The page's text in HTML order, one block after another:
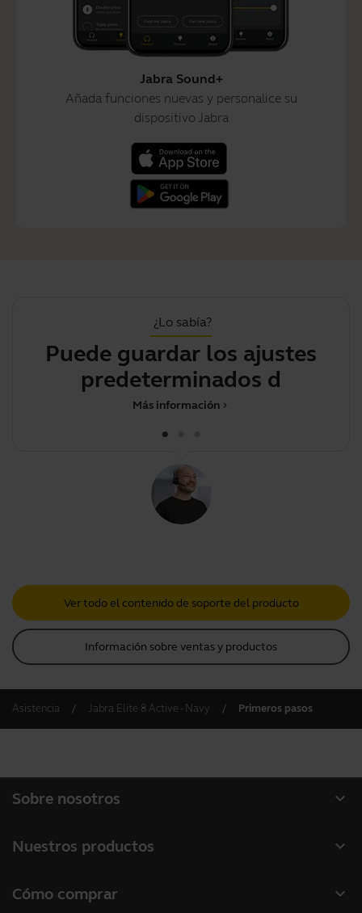
Jabra Sound+
Añada funciones nuevas y personalice su
dispositivo Jabra
¿Lo sabía?
Puede guardar los ajustes
predeterminados de músi
chevron_right
Más información
Ver todo el contenido de soporte del producto
Información sobre ventas y productos
Asistencia Jabra Elite 8 Active - Navy Primeros pasos
expand_more
Sobre nosotros
Sostenibilidad
expand_more
Nuestros productos
expand_more
Cómo comprar